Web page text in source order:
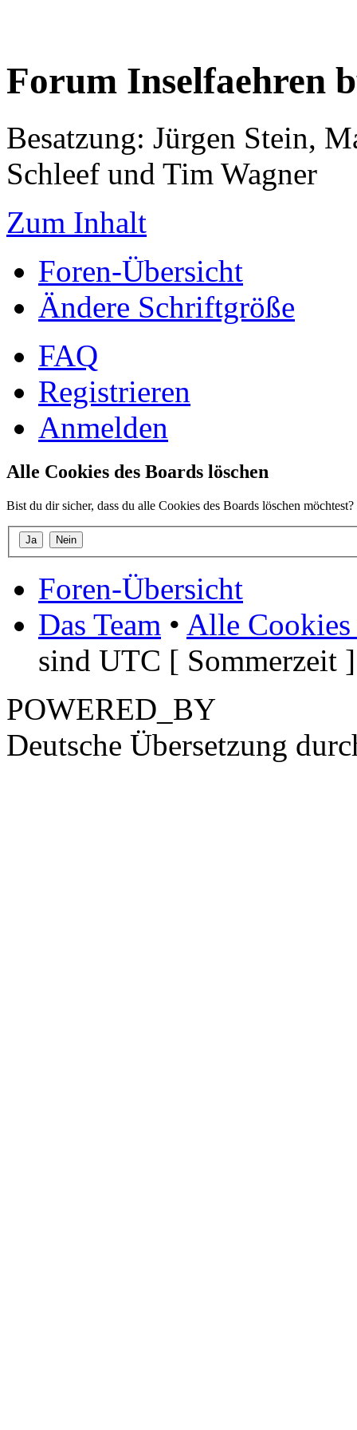
Forum Inselfaehren
Besatzung: Jürgen Stein,
Schleef und Tim Wagner
Zum Inhalt
Foren-Übersicht
Ändere Schriftgröße
FAQ
Registrieren
Anmelden
Alle Cookies des Boards löschen
Bist du dir sicher, dass du alle Cookies des Boards löschen möchtest?
Foren-Übersicht
Das Team • Alle Cookies
sind UTC [ Sommerzeit ]
POWERED_BY
Deutsche Übersetzung